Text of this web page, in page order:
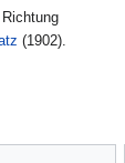
(1902).